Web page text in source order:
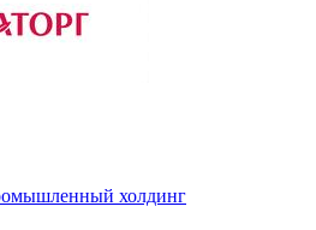
холдинг